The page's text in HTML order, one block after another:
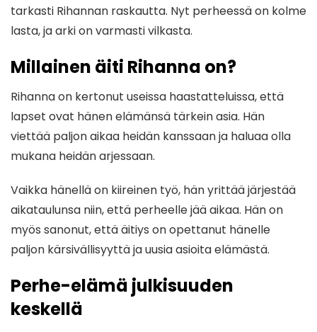
tarkasti Rihannan raskautta. Nyt perheessä on kolme
lasta, ja arki on varmasti vilkasta.
Millainen äiti Rihanna on?
Rihanna on kertonut useissa haastatteluissa, että
lapset ovat hänen elämänsä tärkein asia. Hän
viettää paljon aikaa heidän kanssaan ja haluaa olla
mukana heidän arjessaan.
Vaikka hänellä on kiireinen työ, hän yrittää järjestää
aikataulunsa niin, että perheelle jää aikaa. Hän on
myös sanonut, että äitiys on opettanut hänelle
paljon kärsivällisyyttä ja uusia asioita elämästä.
Perhe-elämä julkisuuden
keskellä